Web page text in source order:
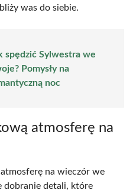
was do siebie.
spędzić Sylwestra we
Pomysły na
noc
atmosferę na
na wieczór we
dobranie detali, które